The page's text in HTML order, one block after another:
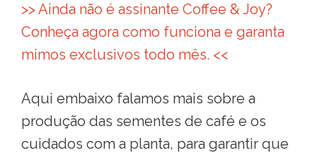
>> Ainda não é assinante Coffee & Joy?
Conheça agora como funciona e garanta
mimos exclusivos todo mês. <<
Aqui embaixo falamos mais sobre a
produção das sementes de café e os
cuidados com a planta, para garantir que